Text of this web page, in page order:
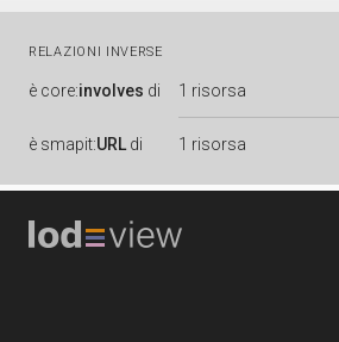
RELAZIONI INVERSE
è core:involves di 1 risorsa
è smapit:URL di 1 risorsa